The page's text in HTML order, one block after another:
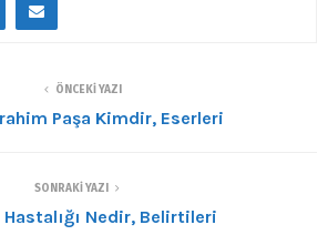
ÖNCEKI YAZI
Paşa Kimdir, Eserleri
SONRAKI YAZI
Nedir, Belirtileri